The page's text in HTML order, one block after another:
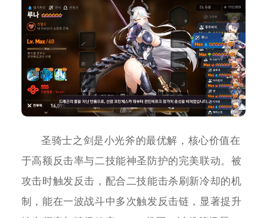
圣骑士之剑是小光斧的最优解，核心价值在
于高额反击率与二技能神圣防护的完美联动。被
攻击时触发反击，配合二技能击杀刷新冷却的机
制，能在一波战斗中多次触发反击链，显著提升